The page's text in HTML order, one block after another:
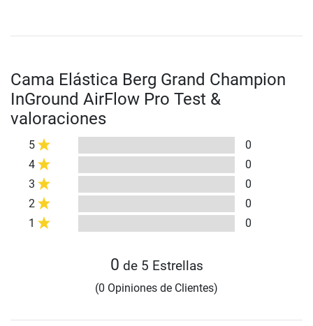
Cama Elástica Berg Grand Champion
InGround AirFlow Pro Test &
valoraciones
5
0
4
0
3
0
2
0
1
0
0 de 5 Estrellas
(0 Opiniones de Clientes)